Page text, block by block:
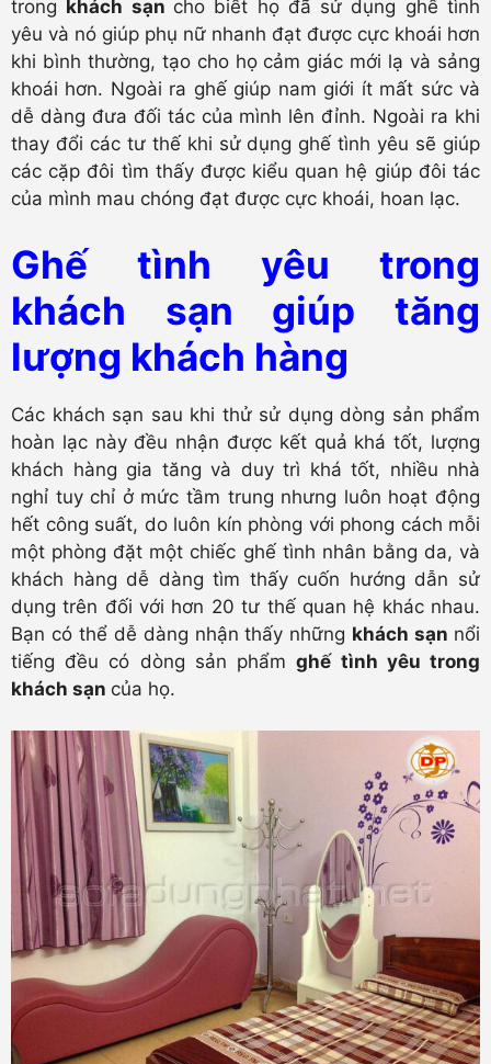
trong khách sạn cho biết họ đã sử dụng ghế tình
yêu và nó giúp phụ nữ nhanh đạt được cực khoái hơn
khi bình thường, tạo cho họ cảm giác mới lạ và sảng
khoái hơn. Ngoài ra ghế giúp nam giới ít mất sức và
dễ dàng đưa đối tác của mình lên đỉnh. Ngoài ra khi
thay đổi các tư thế khi sử dụng ghế tình yêu sẽ giúp
các cặp đôi tìm thấy được kiểu quan hệ giúp đôi tác
của mình mau chóng đạt được cực khoái, hoan lạc.
Ghế tình yêu trong
khách sạn giúp tăng
lượng khách hàng
Các khách sạn sau khi thử sử dụng dòng sản phẩm
hoàn lạc này đều nhận được kết quả khá tốt, lượng
khách hàng gia tăng và duy trì khá tốt, nhiều nhà
nghỉ tuy chỉ ở mức tầm trung nhưng luôn hoạt động
hết công suất, do luôn kín phòng với phong cách mỗi
một phòng đặt một chiếc ghế tình nhân bằng da, và
khách hàng dễ dàng tìm thấy cuốn hướng dẫn sử
dụng trên đối với hơn 20 tư thế quan hệ khác nhau.
Bạn có thể dễ dàng nhận thấy những khách sạn nổi
tiếng đều có dòng sản phẩmghế tình yêu trong
khách sạn của họ.